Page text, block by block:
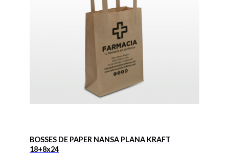
BOSSES DE PAPER NANSA PLANA KRAFT
18+8x24